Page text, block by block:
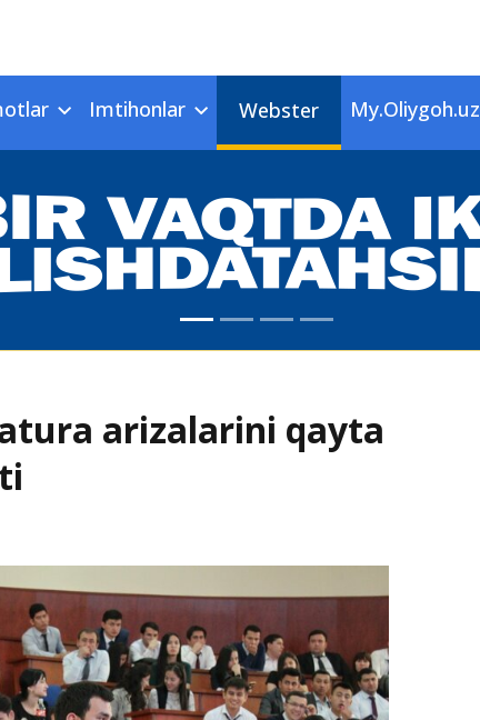
Imtihonlar Webster My.Oliygoh.uz
arizalarini qayta